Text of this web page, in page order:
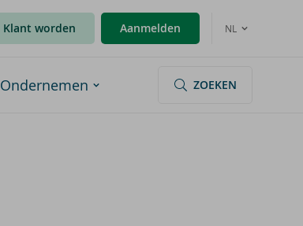
Klant worden Aanmelden NL
Ondernemen ZOEKEN